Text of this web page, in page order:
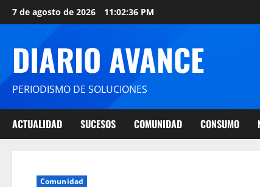
7 de agosto de 2026 11:02:37 PM
DIARIO AVANCE
PERIODISMO DE SOLUCIONES
ACTUALIDAD SUCESOS COMUNIDAD CONSUMO
Comunidad